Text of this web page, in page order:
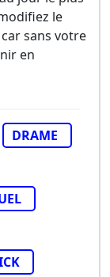
le
sans votre
en
DRAME